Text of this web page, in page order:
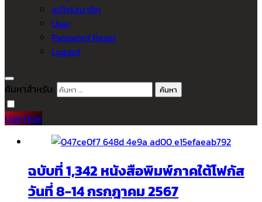
สมัครสมาชิก
User
Password Reset
Logout
ค้นหาสำหรับ:
Live Now
ฉบับที่ 1,342 หนังสือพิมพ์ภาคใต้โฟกัส
วันที่ 8-14 กรกฎาคม 2567